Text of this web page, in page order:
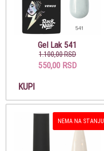
Gel Lak 541
1.100,00 RSD
550,00 RSD
KUPI
NEMA NA STANJU